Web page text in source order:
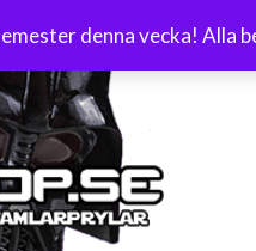
denna vecka! Alla
Frakt 89 kr